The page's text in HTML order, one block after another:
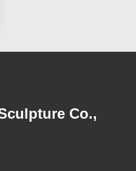
Co.,